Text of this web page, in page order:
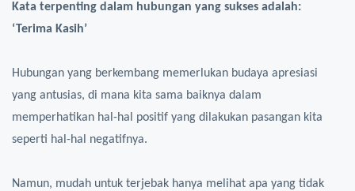
Kata terpenting dalam hubungan yang sukses adalah:
‘Terima Kasih’
Hubungan yang berkembang memerlukan budaya apresiasi
yang antusias, di mana kita sama baiknya dalam
memperhatikan hal-hal positif yang dilakukan pasangan kita
seperti hal-hal negatifnya.
Namun, mudah untuk terjebak hanya melihat apa yang tidak